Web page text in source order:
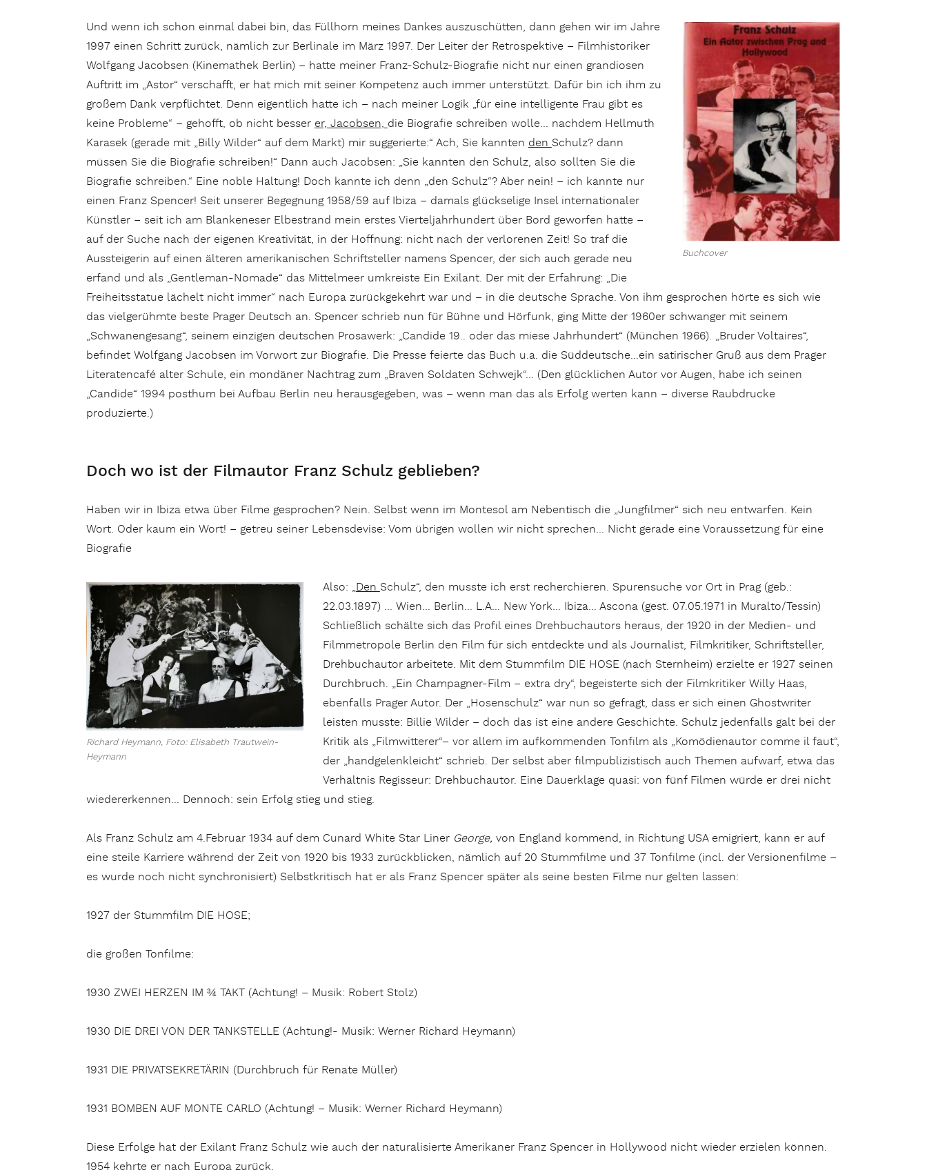
Buchcover
Und wenn ich schon einmal dabei bin, das Füllhorn meines Dankes auszuschütten, dann gehen wir im Jahre
1997 einen Schritt zurück, nämlich zur Berlinale im März 1997. Der Leiter der Retrospektive – Filmhistoriker
Wolfgang Jacobsen (Kinemathek Berlin) – hatte meiner Franz-Schulz-Biografie nicht nur einen grandiosen
Auftritt im „Astor“ verschafft, er hat mich mit seiner Kompetenz auch immer unterstützt. Dafür bin ich ihm zu
großem Dank verpflichtet. Denn eigentlich hatte ich – nach meiner Logik „für eine intelligente Frau gibt es
keine Probleme“ – gehofft, ob nicht besserer, Jacobsen,die Biografie schreiben wolle… nachdem Hellmuth
Karasek (gerade mit „Billy Wilder“ auf dem Markt) mir suggerierte:“ Ach, Sie kanntendenSchulz? dann
müssen Sie die Biografie schreiben!“ Dann auch Jacobsen: „Sie kannten den Schulz, also sollten Sie die
Biografie schreiben.“ Eine noble Haltung! Doch kannte ich denn „den Schulz“? Aber nein! – ich kannte nur
einen Franz Spencer! Seit unserer Begegnung 1958/59 auf Ibiza – damals glückselige Insel internationaler
Künstler – seit ich am Blankeneser Elbestrand mein erstes Vierteljahrhundert über Bord geworfen hatte –
auf der Suche nach der eigenen Kreativität, in der Hoffnung: nicht nach der verlorenen Zeit! So traf die
Aussteigerin auf einen älteren amerikanischen Schriftsteller namens Spencer, der sich auch gerade neu
erfand und als „Gentleman-Nomade“ das Mittelmeer umkreiste Ein Exilant. Der mit der Erfahrung: „Die
Freiheitsstatue lächelt nicht immer“ nach Europa zurückgekehrt war und – in die deutsche Sprache. Von ihm gesprochen hörte es sich wie
das vielgerühmte beste Prager Deutsch an. Spencer schrieb nun für Bühne und Hörfunk, ging Mitte der 1960er schwanger mit seinem
„Schwanengesang“, seinem einzigen deutschen Prosawerk: „Candide 19.. oder das miese Jahrhundert“ (München 1966). „Bruder Voltaires“,
befindet Wolfgang Jacobsen im Vorwort zur Biografie. Die Presse feierte das Buch u.a. die Süddeutsche…ein satirischer Gruß aus dem Prager
Literatencafé alter Schule, ein mondäner Nachtrag zum „Braven Soldaten Schwejk“… (Den glücklichen Autor vor Augen, habe ich seinen
„Candide“ 1994 posthum bei Aufbau Berlin neu herausgegeben, was – wenn man das als Erfolg werten kann – diverse Raubdrucke
produzierte.)
Doch wo ist der Filmautor Franz Schulz geblieben?
Haben wir in Ibiza etwa über Filme gesprochen? Nein. Selbst wenn im Montesol am Nebentisch die „Jungfilmer“ sich neu entwarfen. Kein
Wort. Oder kaum ein Wort! – getreu seiner Lebensdevise: Vom übrigen wollen wir nicht sprechen… Nicht gerade eine Voraussetzung für eine
Biografie
Richard Heymann, Foto: Elisabeth Trautwein-
Heymann
Also: „DenSchulz“, den musste ich erst recherchieren. Spurensuche vor Ort in Prag (geb.:
22.03.1897) … Wien… Berlin… L.A… New York… Ibiza… Ascona (gest. 07.05.1971 in Muralto/Tessin)
Schließlich schälte sich das Profil eines Drehbuchautors heraus, der 1920 in der Medien- und
Filmmetropole Berlin den Film für sich entdeckte und als Journalist, Filmkritiker, Schriftsteller,
Drehbuchautor arbeitete. Mit dem Stummfilm DIE HOSE (nach Sternheim) erzielte er 1927 seinen
Durchbruch. „Ein Champagner-Film – extra dry“, begeisterte sich der Filmkritiker Willy Haas,
ebenfalls Prager Autor. Der „Hosenschulz“ war nun so gefragt, dass er sich einen Ghostwriter
leisten musste: Billie Wilder – doch das ist eine andere Geschichte. Schulz jedenfalls galt bei der
Kritik als „Filmwitterer“– vor allem im aufkommenden Tonfilm als „Komödienautor comme il faut“,
der „handgelenkleicht“ schrieb. Der selbst aber filmpublizistisch auch Themen aufwarf, etwa das
Verhältnis Regisseur: Drehbuchautor. Eine Dauerklage quasi: von fünf Filmen würde er drei nicht
wiedererkennen… Dennoch: sein Erfolg stieg und stieg.
Als Franz Schulz am 4.Februar 1934 auf dem Cunard White Star Liner George, von England kommend, in Richtung USA emigriert, kann er auf
eine steile Karriere während der Zeit von 1920 bis 1933 zurückblicken, nämlich auf 20 Stummfilme und 37 Tonfilme (incl. der Versionenfilme –
es wurde noch nicht synchronisiert) Selbstkritisch hat er als Franz Spencer später als seine besten Filme nur gelten lassen:
1927 der Stummfilm DIE HOSE;
die großen Tonfilme:
1930 ZWEI HERZEN IM ¾ TAKT (Achtung! – Musik: Robert Stolz)
1930 DIE DREI VON DER TANKSTELLE (Achtung!- Musik: Werner Richard Heymann)
1931 DIE PRIVATSEKRETÄRIN (Durchbruch für Renate Müller)
1931 BOMBEN AUF MONTE CARLO (Achtung! – Musik: Werner Richard Heymann)
Diese Erfolge hat der Exilant Franz Schulz wie auch der naturalisierte Amerikaner Franz Spencer in Hollywood nicht wieder erzielen können.